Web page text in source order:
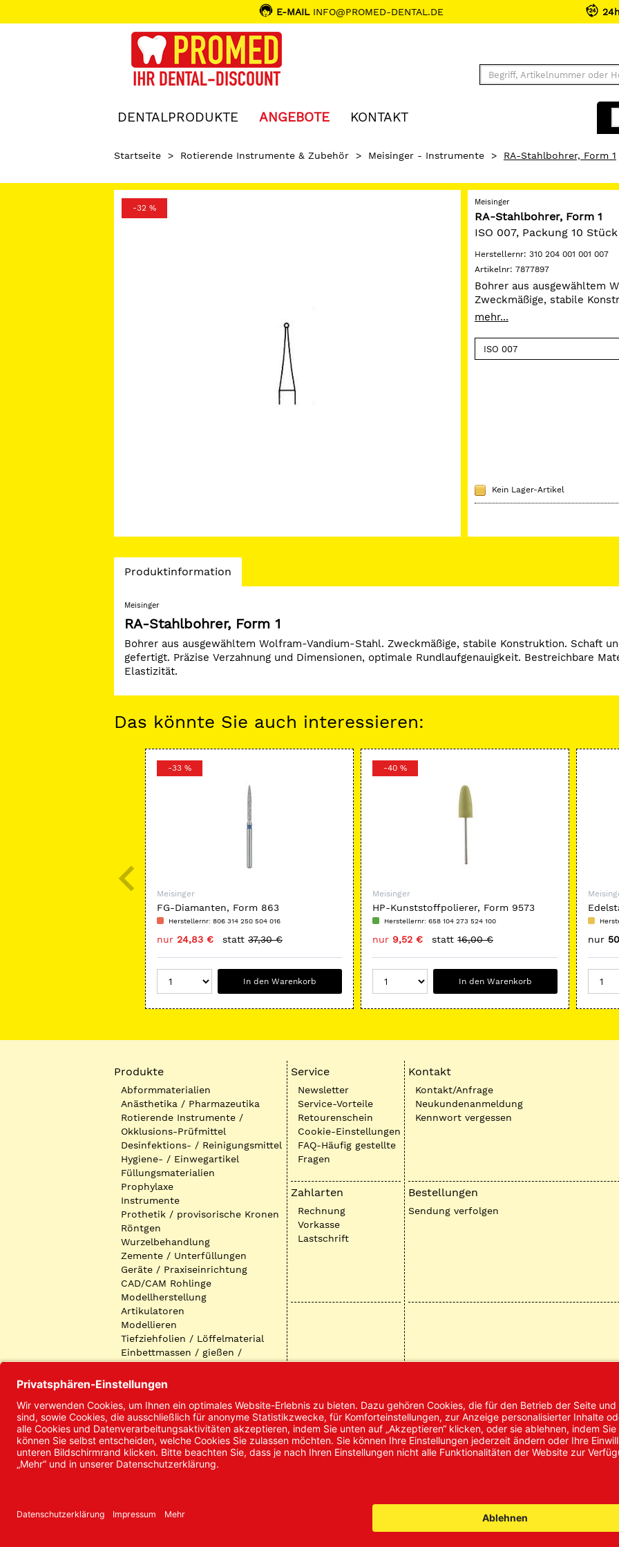
E-MAILINFO@PROMED-DENTAL.DE 24h
DENTALPRODUKTE ANGEBOTE KONTAKT
Startseite > Rotierende Instrumente & Zubehör > Meisinger - Instrumente > RA-Stahlbohrer, Form 1
-32 %
Meisinger
RA-Stahlbohrer, Form 1
ISO 007, Packung 10 Stück
Herstellernr: 310 204 001 001 007
Artikelnr: 7877897
Bohrer aus ausgewähltem
Zweckmäßige, stabile
einem Stück gefertigt.
gleichzeitiger Elastizität.
mehr...
Kein Lager-Artikel
Current
Produktinformation
Meisinger
RA-Stahlbohrer, Form 1
Bohrer aus ausgewähltem Wolfram-Vandium-Stahl. Zweckmäßige, stabile Konstruktion. Schaft
gefertigt. Präzise Verzahnung und Dimensionen, optimale Rundlaufgenauigkeit. Bestreichbare
Elastizität.
Das könnte Sie auch interessieren:
-33 %
Meisinger
FG-Diamanten, Form 863
Herstellernr: 806 314 250 504 016
nur 24,83 € statt 37,30 €
In den Warenkorb
-40 %
Meisinger
HP-Kunststoffpolierer, Form 9573
Herstellernr: 658 104 273 524 100
nur 9,52 € statt 16,00 €
In den Warenkorb
nur
Produkte
Abformmaterialien
Anästhetika / Pharmazeutika
Rotierende Instrumente /
Okklusions-Prüfmittel
Desinfektions- / Reinigungsmittel
Hygiene- / Einwegartikel
Füllungsmaterialien
Prophylaxe
Instrumente
Prothetik / provisorische Kronen
Röntgen
Wurzelbehandlung
Zemente / Unterfüllungen
Geräte / Praxiseinrichtung
CAD/CAM Rohlinge
Modellherstellung
Artikulatoren
Modellieren
Tiefziehfolien / Löffelmaterial
Einbettmassen / gießen /
Oberflächenbearbeitung
Keramik
Verblendmaterialien
Instrumente
Kieferorthopädie /
Klammerdrähte
Verschiedenes (Labor)
Service
Newsletter
Service-Vorteile
Retourenschein
Cookie-Einstellungen
FAQ-Häufig gestellte
Fragen
Zahlarten
Rechnung
Vorkasse
Lastschrift
Kontakt
Kontakt/Anfrage
Neukundenanmeldung
Kennwort vergessen
Bestellungen
Sendung verfolgen
AGB Datenschutz